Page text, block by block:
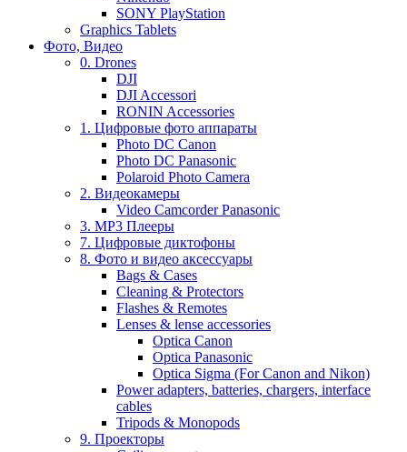
SONY PlayStation
Graphics Tablets
Фото, Видео
0. Drones
DJI
DJI Accessori
RONIN Accessories
1. Цифровые фото аппараты
Photo DC Canon
Photo DC Panasonic
Polaroid Photo Camera
2. Видеокамеры
Video Camcorder Panasonic
3. MP3 Плееры
7. Цифровые диктофоны
8. Фото и видео аксессуары
Bags & Cases
Cleaning & Protectors
Flashes & Remotes
Lenses & lense accessories
Optica Canon
Optica Panasonic
Optica Sigma (For Canon and Nikon)
Power adapters, batteries, chargers, interface
cables
Tripods & Monopods
9. Проекторы